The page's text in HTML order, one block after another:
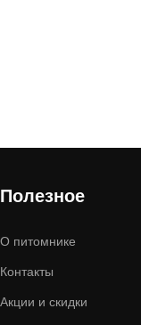
Полезное
О питомнике
Контакты
Акции и скидки